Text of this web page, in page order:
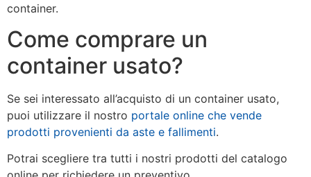
container.
Come comprare un
container usato?
Se sei interessato all’acquisto di un container usato,
puoi utilizzare il nostro portale online che vende
prodotti provenienti da aste e fallimenti.
Potrai scegliere tra tutti i nostri prodotti del catalogo